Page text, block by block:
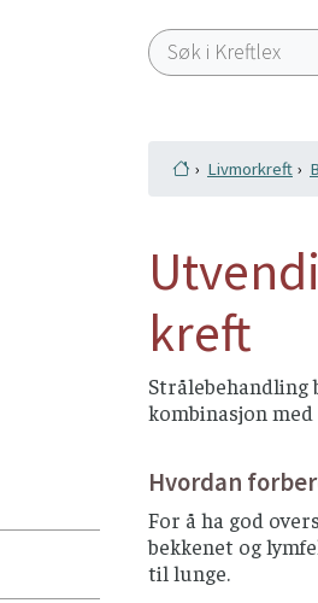
Livmorkreft
kreft
Strålebehandling
kombinasjon
Hvordan
For å ha god
bekkenet og
til lunge.